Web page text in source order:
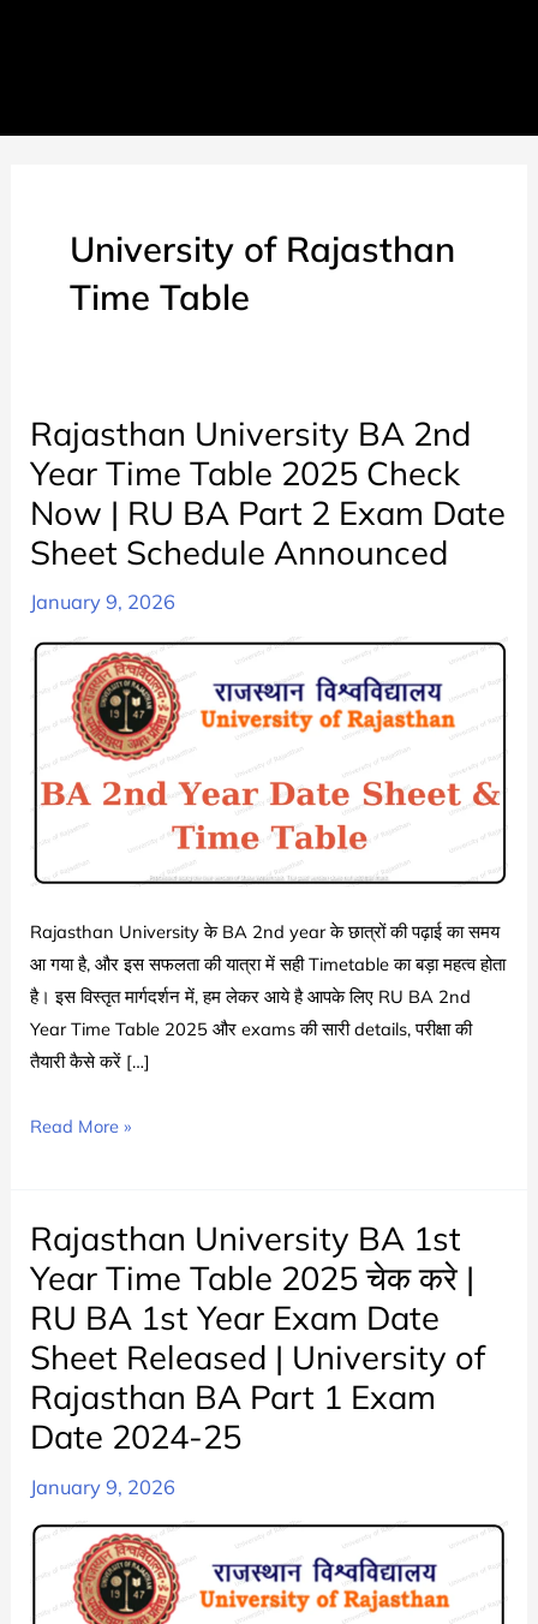
University of Rajasthan
Time Table
Rajasthan University BA 2nd
Year Time Table 2025 Check
Now | RU BA Part 2 Exam Date
Sheet Schedule Announced
January 9, 2026
Rajasthan University के BA 2nd year के छात्रों की पढ़ाई का समय
आ गया है, और इस सफलता की यात्रा में सही Timetable का बड़ा महत्व होता
है। इस विस्तृत मार्गदर्शन में, हम लेकर आये है आपके लिए RU BA 2nd
Year Time Table 2025 और exams की सारी details, परीक्षा की
तैयारी कैसे करें […]
Rajasthan
2nd
Year
Time
Table
2025
Check
Now
|
RU
Exam
Read More »
Rajasthan University BA 1st
Year Time Table 2025 चेक करे |
RU BA 1st Year Exam Date
Sheet Released | University of
Rajasthan BA Part 1 Exam
Date 2024-25
January 9, 2026